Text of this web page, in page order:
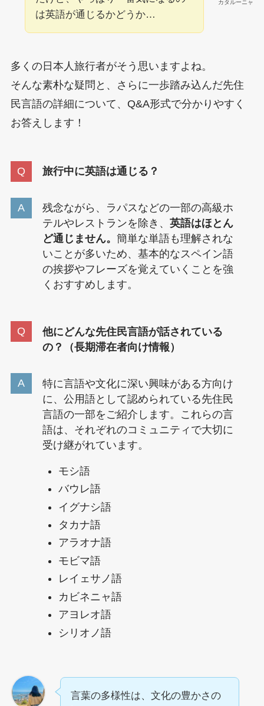
カタルーニャ
は英語が通じるかどうか…
多くの日本人旅行者がそう思いますよね。
そんな素朴な疑問と、さらに一歩踏み込んだ先住
民言語の詳細について、Q&A形式で分かりやすく
お答えします！
旅行中に英語は通じる？
残念ながら、ラパスなどの一部の高級ホ
テルやレストランを除き、 英語はほとん
ど通じません。 簡単な単語も理解されな
いことが多いため、基本的なスペイン語
の挨拶やフレーズを覚えていくことを強
くおすすめします。
他にどんな先住民言語が話されている
の？（長期滞在者向け情報）
特に言語や文化に深い興味がある方向け
に、公用語として認められている先住民
言語の一部をご紹介します。これらの言
語は、それぞれのコミュニティで大切に
受け継がれています。
モシ語
バウレ語
イグナシ語
タカナ語
アラオナ語
モビマ語
レイェサノ語
カビネニャ語
アヨレオ語
シリオノ語
言葉の多様性は、文化の豊かさの